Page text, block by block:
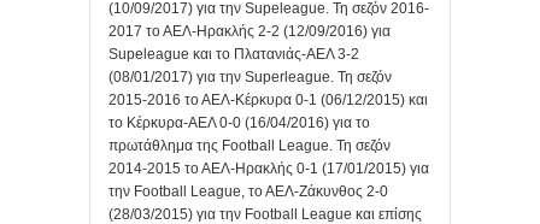
(10/09/2017) για την Supeleague. Τη σεζόν 2016-
2017 το ΑΕΛ-Ηρακλής 2-2 (12/09/2016) για
Supeleague και το Πλατανιάς-ΑΕΛ 3-2
(08/01/2017) για την Superleague. Τη σεζόν
2015-2016 το ΑΕΛ-Κέρκυρα 0-1 (06/12/2015) και
το Κέρκυρα-ΑΕΛ 0-0 (16/04/2016) για το
πρωτάθλημα της Football League. Τη σεζόν
2014-2015 το ΑΕΛ-Ηρακλής 0-1 (17/01/2015) για
την Football League, το ΑΕΛ-Ζάκυνθος 2-0
(28/03/2015) για την Football League και επίσης